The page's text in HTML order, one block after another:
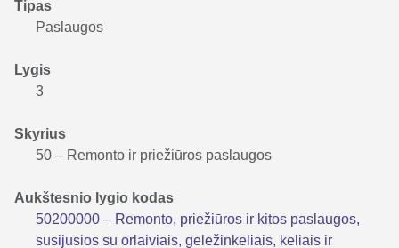
Tipas
Paslaugos
Lygis
3
Skyrius
50 – Remonto ir priežiūros paslaugos
Aukštesnio lygio kodas
50200000 – Remonto, priežiūros ir kitos paslaugos,
susijusios su orlaiviais, geležinkeliais, keliais ir